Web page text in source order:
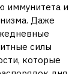
иммунитета и
Даже
силы
которые